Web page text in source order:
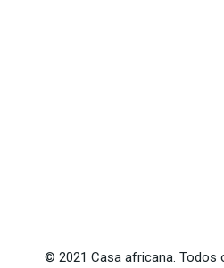
© 2021 Casa africana. Todos